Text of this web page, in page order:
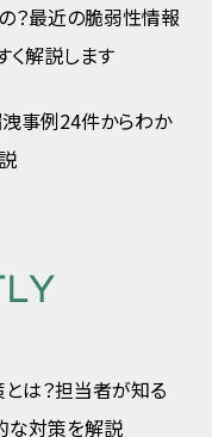
？最近の脆弱性情報
く解説します
事例24件からわか
は？担当者が知る
な対策を解説